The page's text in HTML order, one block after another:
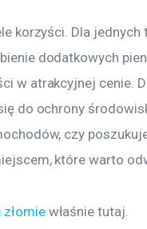
korzyści. Dla jednych
dodatkowych
w atrakcyjnej cenie.
do ochrony
czy
które warto
właśnie tutaj.